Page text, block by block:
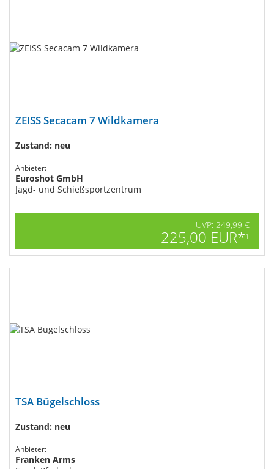
ZEISS Secacam 7​ Wildkamera
Zustand: neu
Anbieter:
Euroshot GmbH
Jagd- und Schießsportzentrum
UVP: 249,99 €
225,00 EUR*1
TSA Bügelschloss
Zustand: neu
Anbieter:
Franken Arms